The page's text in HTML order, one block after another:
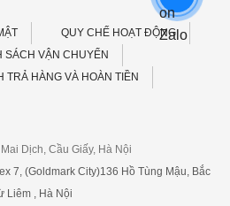
QUY CHẾ HOẠT ĐỘNG
SÁCH VẬN CHUYỂN
TRẢ HÀNG VÀ HOÀN TIỀN
Dịch, Cầu Giấy, Hà Nội
7, (Goldmark City)136 Hồ Tùng Mậu, Bắc
Liêm , Hà Nội